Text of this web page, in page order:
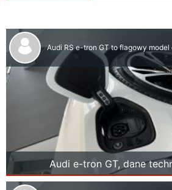
Audi RS e-tron GT to flagowy
Audi e-tron GT, dane